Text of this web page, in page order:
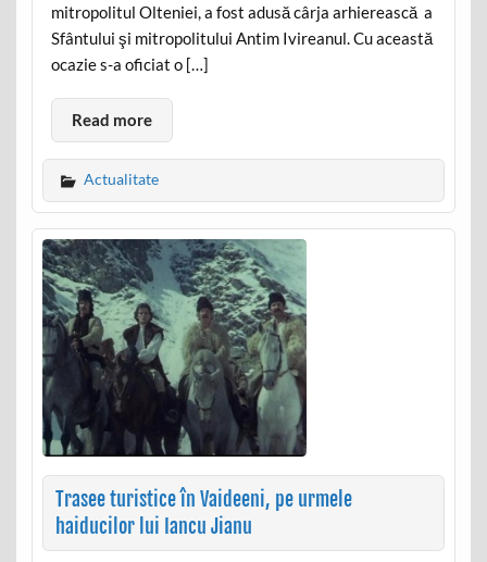
mitropolitul Olteniei, a fost adusă cârja arhierească a
Sfântului şi mitropolitului Antim Ivireanul. Cu această
ocazie s-a oficiat o […]
Read more
Actualitate
Trasee turistice în Vaideeni, pe urmele
haiducilor lui Iancu Jianu